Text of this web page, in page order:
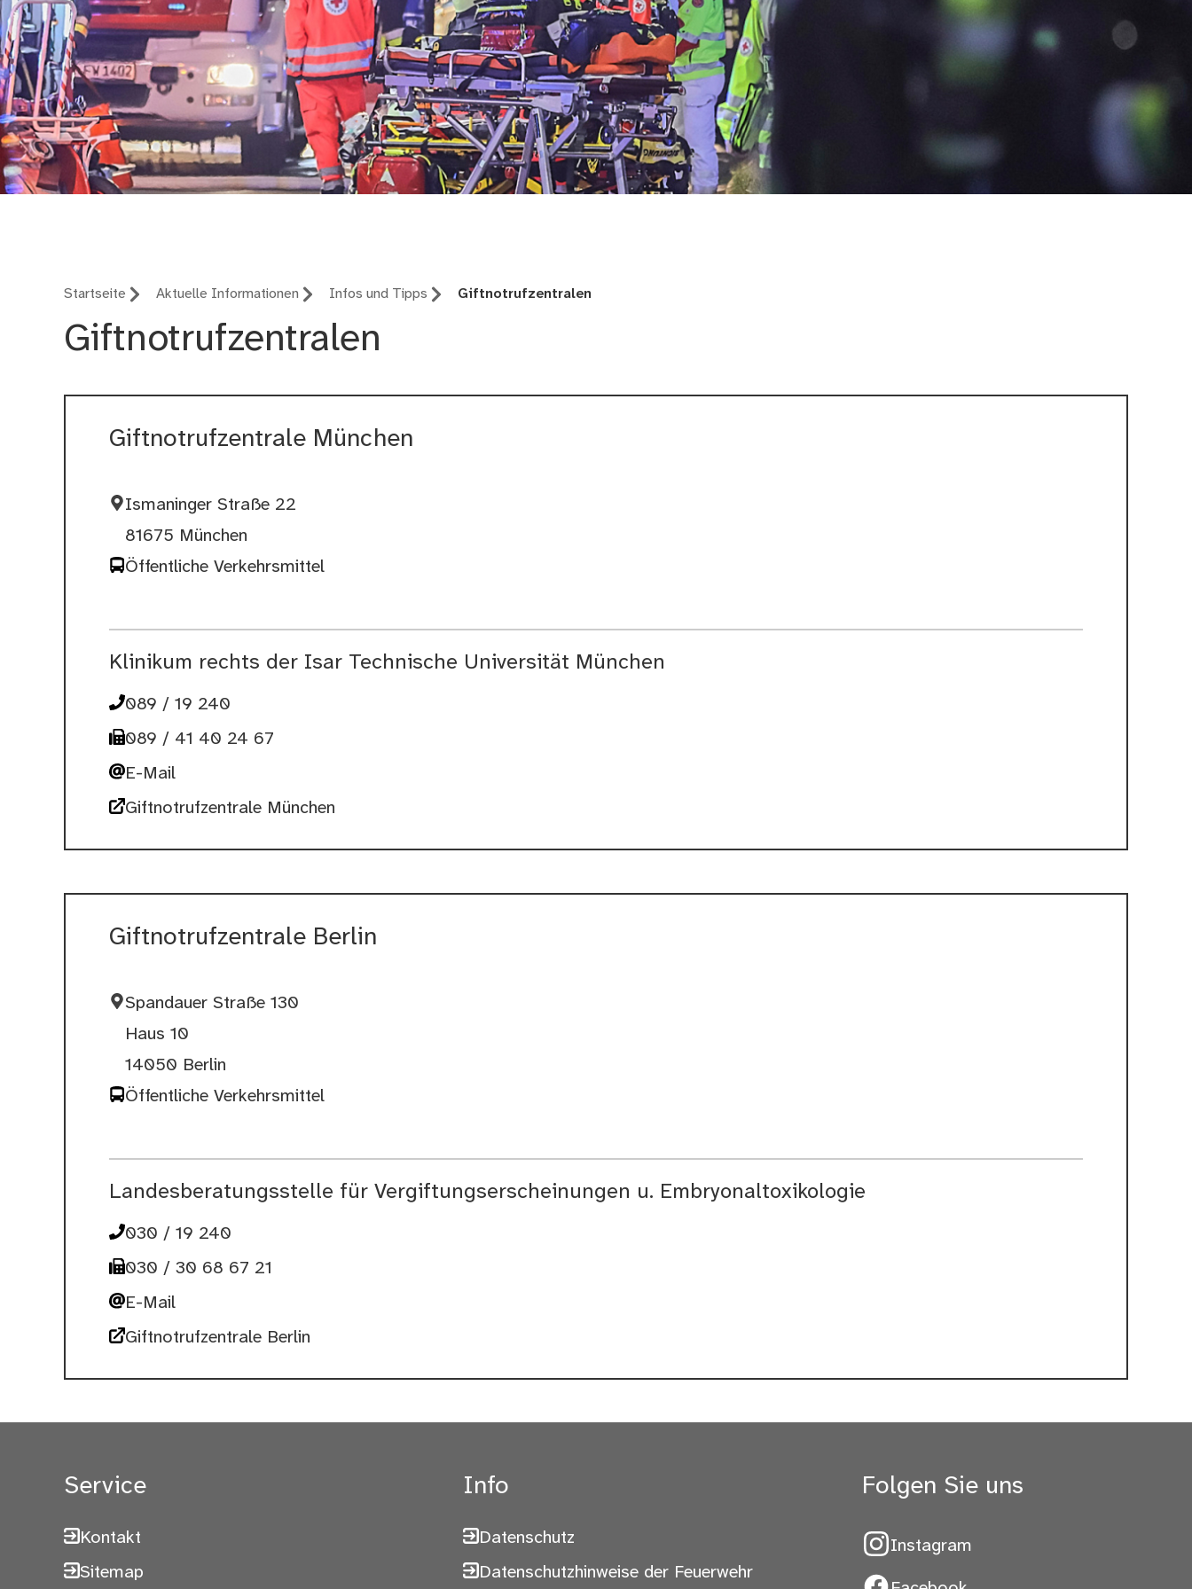
Startseite Aktuelle Informationen Infos und Tipps Giftnotrufzentralen
Giftnotrufzentralen
Giftnotrufzentrale München
Ismaninger Straße 22
81675 München
Öffentliche Verkehrsmittel
Klinikum rechts der Isar Technische Universität München
089 / 19 240
089 / 41 40 24 67
E-Mail
Giftnotrufzentrale München
Giftnotrufzentrale Berlin
Spandauer Straße 130
Haus 10
14050 Berlin
Öffentliche Verkehrsmittel
Landesberatungsstelle für Vergiftungserscheinungen u. Embryonaltoxikologie
030 / 19 240
030 / 30 68 67 21
E-Mail
Giftnotrufzentrale Berlin
Service
Kontakt
Sitemap
Info
Datenschutz
Datenschutzhinweise der Feuerwehr
Folgen Sie uns
Instagram